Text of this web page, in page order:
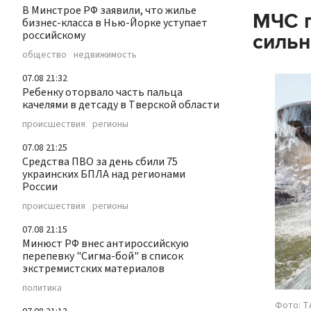
В Минстрое РФ заявили, что жилье
бизнес-класса в Нью-Йорке уступает
российскому
общество недвижимость
07.08 21:32
Ребенку оторвало часть пальца
качелями в детсаду в Тверской области
происшествия регионы
07.08 21:25
Средства ПВО за день сбили 75
украинских БПЛА над регионами
России
происшествия регионы
07.08 21:15
Минюст РФ внес антироссийскую
перепевку "Сигма-бой" в список
экстремистских материалов
политика
МЧС
Фото: